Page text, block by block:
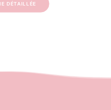
DÉTAILLÉE